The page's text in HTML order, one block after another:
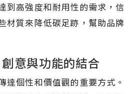
到高強度和耐用性的需求，信
材質來降低碳足跡，幫助品牌
意與功能的結合
達個性和價值觀的重要方式。